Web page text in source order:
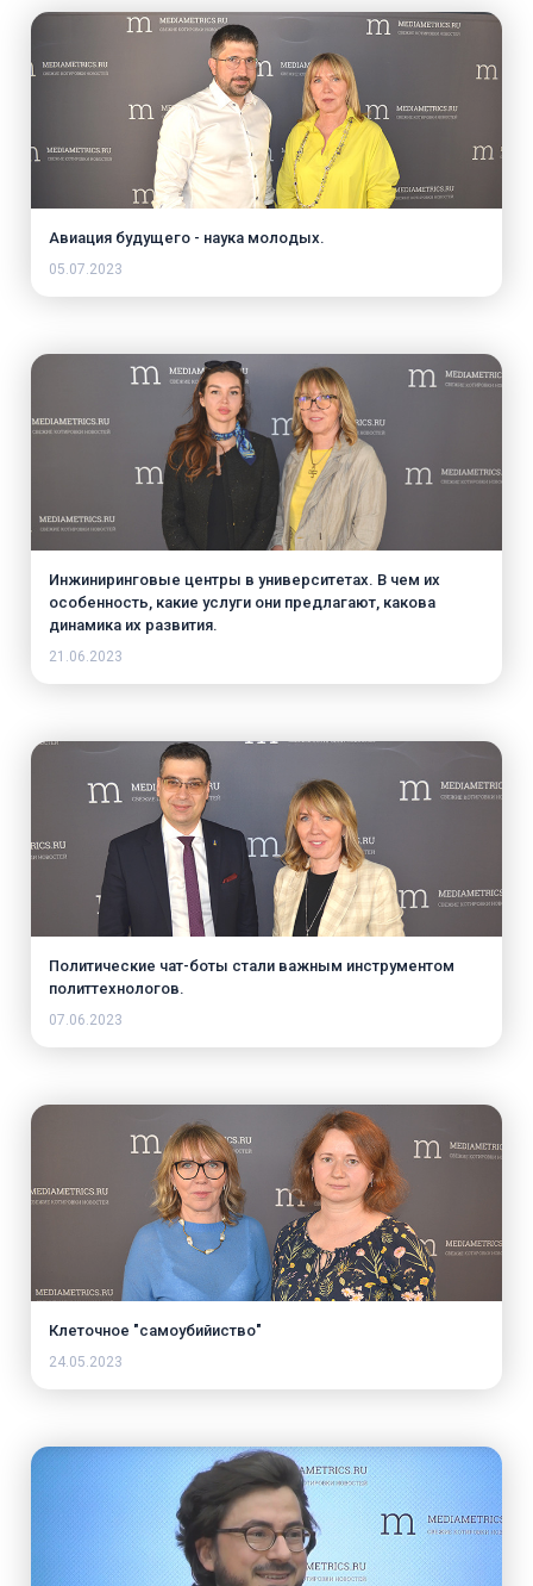
Авиация будущего - наука молодых.
05.07.2023
Инжиниринговые центры в университетах. В чем их
особенность, какие услуги они предлагают, какова
динамика их развития.
21.06.2023
Политические чат-боты стали важным инструментом
политтехнологов.
07.06.2023
Клеточное "самоубийиство"
24.05.2023